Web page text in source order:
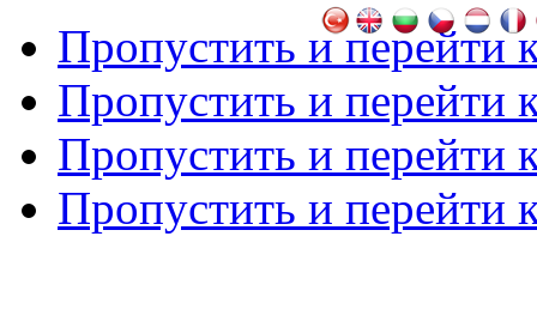
Пропустить и перейти
Пропустить и перейти
Пропустить и перейти
Пропустить и перейти